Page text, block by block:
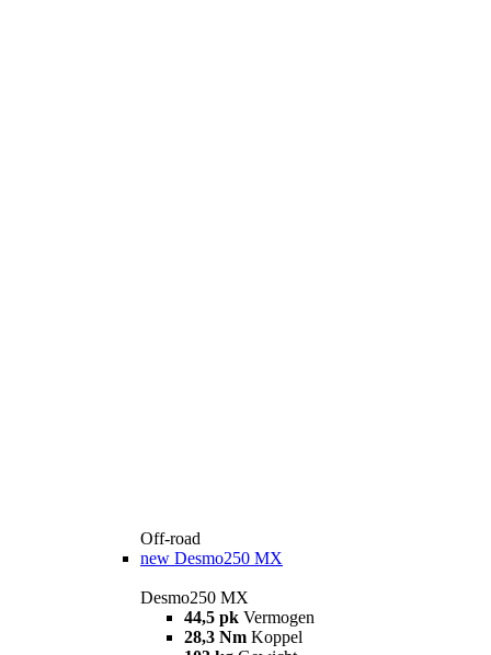
Off-road
new Desmo250 MX
Desmo250 MX
44,5 pk Vermogen
28,3 Nm Koppel